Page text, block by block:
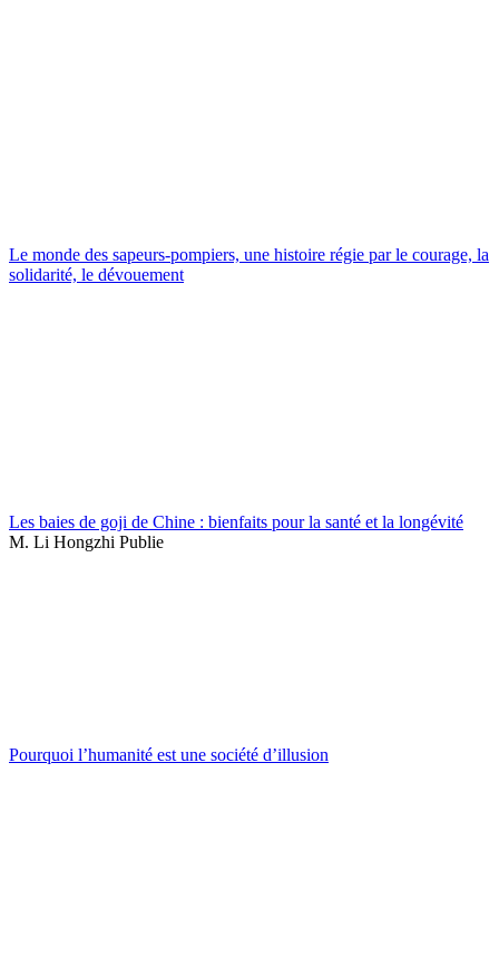
Le monde des sapeurs-pompiers, une histoire régie par le courage, la
solidarité, le dévouement
Les baies de goji de Chine : bienfaits pour la santé et la longévité
M. Li Hongzhi Publie
Pourquoi l’humanité est une société d’illusion